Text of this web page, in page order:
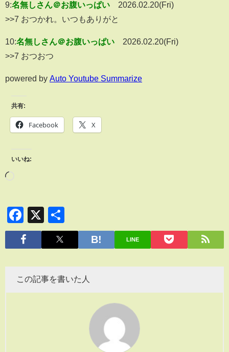
9:名無しさん＠お腹いっぱい
2026.02.20(Fri)
>>7 おつかれ。いつもありがと
10:名無しさん＠お腹いっぱい
2026.02.20(Fri)
>>7 おつおつ
powered by Auto Youtube Summarize
共有:
Facebook X
いいね:
Facebook
X
有
LINE
この記事を書いた人